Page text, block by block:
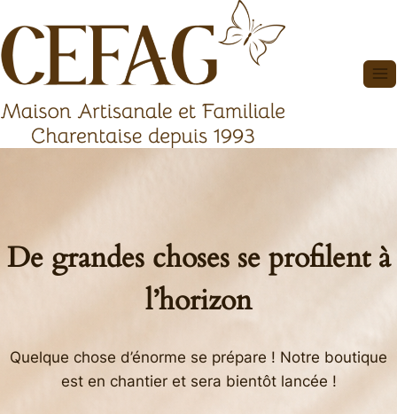
au
contenu
De grandes choses se profilent à
l’horizon
Quelque chose d’énorme se prépare ! Notre boutique
est en chantier et sera bientôt lancée !